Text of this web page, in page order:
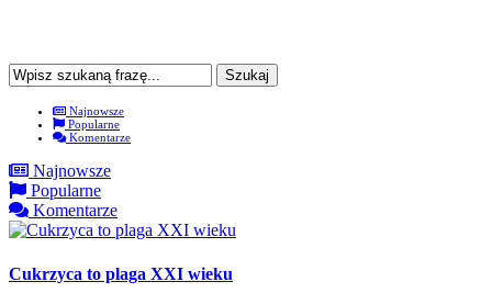
Najnowsze
Popularne
Komentarze
Najnowsze
Popularne
Komentarze
Cukrzyca to plaga XXI wieku